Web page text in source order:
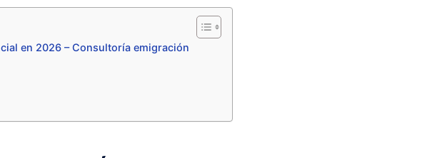
en 2026 – Consultoría emigración